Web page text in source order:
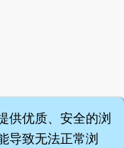
供优质、安全的浏
导致无法正常浏